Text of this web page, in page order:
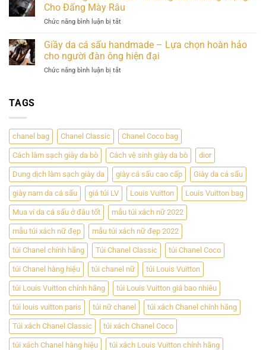
và
Vững
Sự
Hợp
Hảo
Giữa
nữ
da
cá
–
Sự
đẳng
cấp
Cho Đấng Mày Râu
Chức năng bình luận bị tắtở
Lưng
Da
Cá
Sấu
Cho
Đấng
Mày
Râu
Giầy da cá sấu handmade – Lựa chọn hoàn hảo
cho người đàn ông hiện đại
Chức năng bình luận bị tắtở
–
Lựa
chọn
hoàn
hảo
cho
người
đàn
ông
hiện
đại
TAGS
chanel bag Chanel Classic Chanel Coco bag
Cách làm sạch giày da bò Cách vệ sinh giày da bò dior
Dung dịch làm sạch giày da giày cá sấu cao cấp Giày da cá sấu
giày nam da cá sấu giá túi LV Louis Vuitton Louis Vuitton bag
Mua ví da cá sấu ở đâu tốt mẫu túi xách nữ 2022
mẫu túi xách nữ đẹp mẫu túi xách nữ đẹp 2022
túi Chanel chính hãng Túi Chanel Classic túi Chanel Coco
túi Chanel hàng hiệu túi chanel nữ túi Louis Vuitton
túi Louis Vuitton chính hãng túi Louis Vuitton giá bao nhiêu
túi louis vuitton paris túi nữ chanel túi xách Chanel chính hãng
Túi xách Chanel Classic túi xách Chanel Coco
túi xách Chanel hàng hiệu túi xách Louis Vuitton chính hãng